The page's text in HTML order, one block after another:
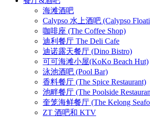
海滩酒吧
Calypso 水上酒吧 (Calypso
咖啡座 (The Coffee Shop)
迪利餐厅 The Deli Cafe
迪诺露天餐厅 (Dino Bistro)
可可海滩小屋(KoKo Beach Hut)
泳池酒吧 (Pool Bar)
香料餐厅 (The Spice Restaurant)
池畔餐厅 (The Poolside
奎笼海鲜餐厅 (The Kelong
ZT 酒吧和 KTV